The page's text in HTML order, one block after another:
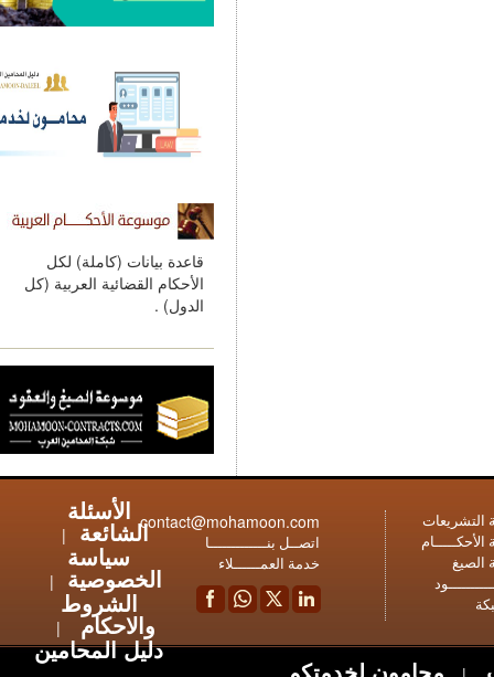
قاعدة بيانات (كاملة) لكل
الأحكام القضائية العربية (كل
الدول) .
contact@mohamoon.com
اتصــل بنـــــــــــــا
خدمة العمــــــلاء
الأسئلة
الشائعة |
سياسة
الخصوصية |
الشروط
والاحكام |
دليل المحامين